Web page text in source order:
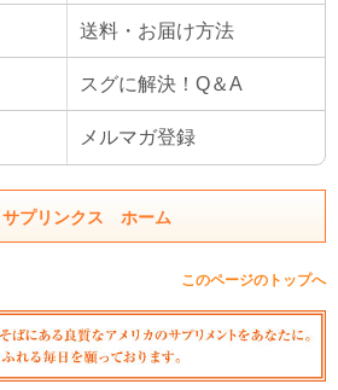
送料・お届け方法
スグに解決！Q＆A
メルマガ登録
サプリンクス ホーム
このページのトップへ